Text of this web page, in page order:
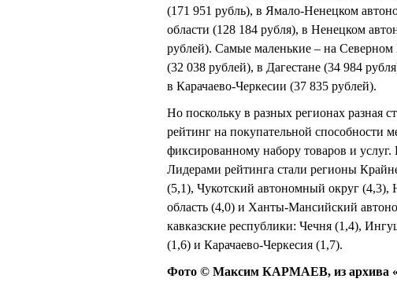
(171 951 рубль), в Ямало-Ненецком
области (128 184 рубля), в Ненецком
рублей). Самые маленькие – на
(32 038 рублей), в Дагестане (34 984
в Карачаево-Черкесии (37 835 рублей).
Но поскольку в разных регионах разная
рейтинг на покупательной способности
фиксированному набору товаров и услуг.
Лидерами рейтинга стали регионы
(5,1), Чукотский автономный округ
область (4,0) и Ханты-Мансийский
кавказские республики: Чечня (1,4),
(1,6) и Карачаево-Черкесия (1,7).
Фото © Максим КАРМАЕВ, из архива